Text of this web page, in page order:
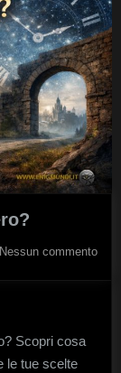
Nessun commentosu
Scopri cosa
le tue scelte